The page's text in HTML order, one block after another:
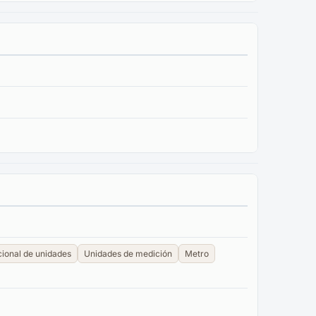
de unidades Unidades de medición
Metro